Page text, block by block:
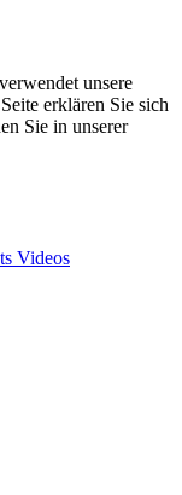
unsere
erklären Sie sich
Sie in unserer
Videos